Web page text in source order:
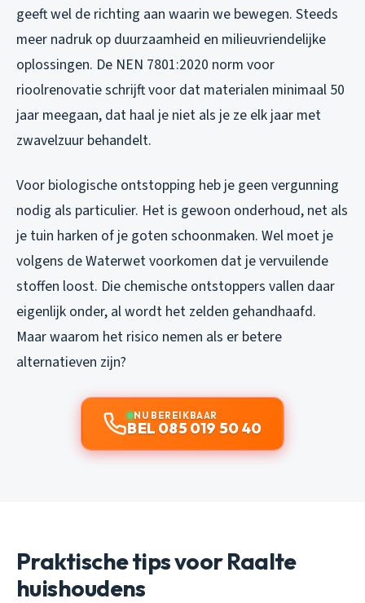
geeft wel de richting aan waarin we bewegen. Steeds
meer nadruk op duurzaamheid en milieuvriendelijke
oplossingen. De NEN 7801:2020 norm voor
rioolrenovatie schrijft voor dat materialen minimaal 50
jaar meegaan, dat haal je niet als je ze elk jaar met
zwavelzuur behandelt.
Voor biologische ontstopping heb je geen vergunning
nodig als particulier. Het is gewoon onderhoud, net als
je tuin harken of je goten schoonmaken. Wel moet je
volgens de Waterwet voorkomen dat je vervuilende
stoffen loost. Die chemische ontstoppers vallen daar
eigenlijk onder, al wordt het zelden gehandhaafd.
Maar waarom het risico nemen als er betere
alternatieven zijn?
NU BEREIKBAAR
BEL 085 019 50 40
Praktische tips voor Raalte
huishoudens